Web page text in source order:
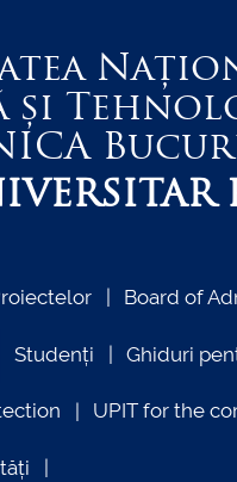
și
Board of
Studenți Ghiduri
UPIT for the